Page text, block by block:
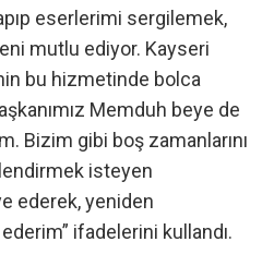
eserlerimi sergilemek,
mutlu ediyor. Kayseri
bu hizmetinde bolca
Memduh beye de
Bizim gibi boş zamanlarını
isteyen
ederek, yeniden
ifadelerini kullandı.